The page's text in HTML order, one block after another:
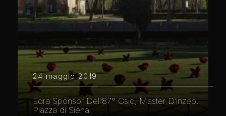
24 maggio 2019
Edra Sponsor Dell’87° Csio, Master D’inzeo,
Piazza di Siena